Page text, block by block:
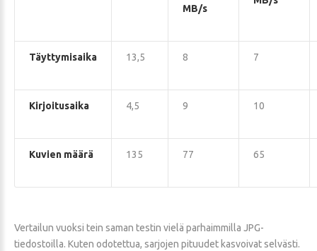
MB/s
Täyttymisaika 13,5 8 7
Kirjoitusaika 4,5 9 10
Kuvien määrä 135 77 65
Vertailun vuoksi tein saman testin vielä parhaimmilla JPG-
tiedostoilla. Kuten odotettua, sarjojen pituudet kasvoivat selvästi.